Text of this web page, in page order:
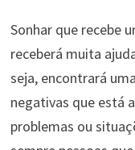
Sonhar que recebe
receberá muita
seja, encontrará
negativas que está
problemas ou